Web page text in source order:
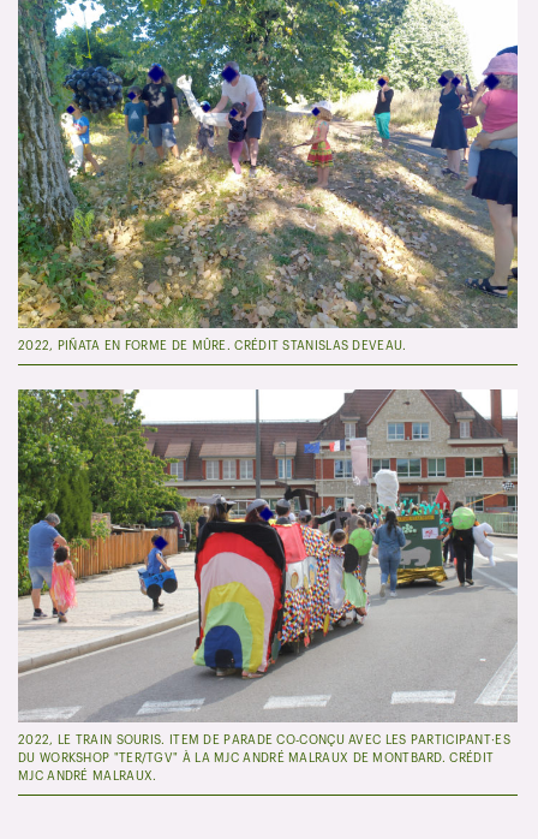
2022, PIÑATA EN FORME DE MÛRE. CRÉDIT STANISLAS DEVEAU.
2022, LE TRAIN SOURIS. ITEM DE PARADE CO-CONÇU AVEC LES PARTICIPANT·ES
DU WORKSHOP "TER/TGV" À LA MJC ANDRÉ MALRAUX DE MONTBARD. CRÉDIT
MJC ANDRÉ MALRAUX.